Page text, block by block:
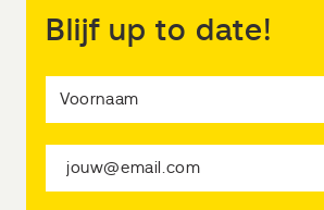
Blijf up to date!